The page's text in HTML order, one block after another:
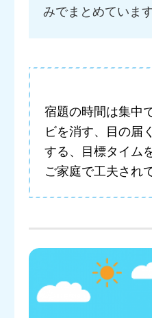
みでまとめていま
宿題の時間は集中
ビを消す、目の届
する、目標タイム
ご家庭で工夫され